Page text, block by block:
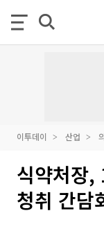
이투데이 산업
식약처장,
청취 간담